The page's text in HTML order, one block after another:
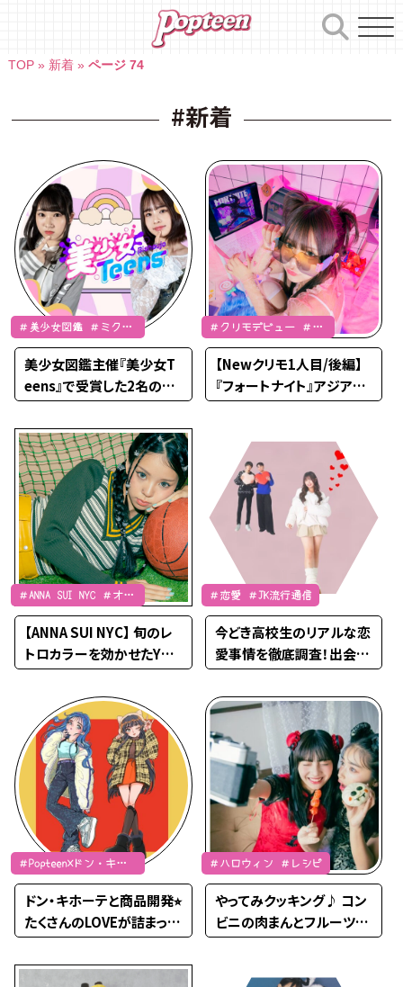
TOP» 新着» ページ 74
#新着
＃美少女図鑑 ＃ミクチ
ャ ＃NEWS
美少女図鑑主催『美少女T
eens』で受賞した2名のJK
をクローズアップ！
＃クリモデビュー ＃み
つき
【Newクリモ1人目/後編】
『フォートナイト』アジア大
会優勝のゲーマーJK・みー
＃ANNA SUI NYC ＃オシ
ャレ偏差値向上 ＃オン
ラインショップ
【ANNA SUI NYC】 旬のレ
トロカラーを効かせたY2K
で、唯一無二のオシャレGI
＃恋愛 ＃JK流行通信
今どき高校生のリアルな恋
愛事情を徹底調査！出会い
のきっかけも紹介♡
＃Popteen×ドン・キホ
ーテコラボ
ドン・キホーテと商品開発⭐︎
たくさんのLOVEが詰まった
可愛いシューズが誕生しま
した！
＃ハロウィン ＃レシピ
やってみクッキング♪ コン
ビニの肉まんとフルーツで
中華なハロウィンレシピ